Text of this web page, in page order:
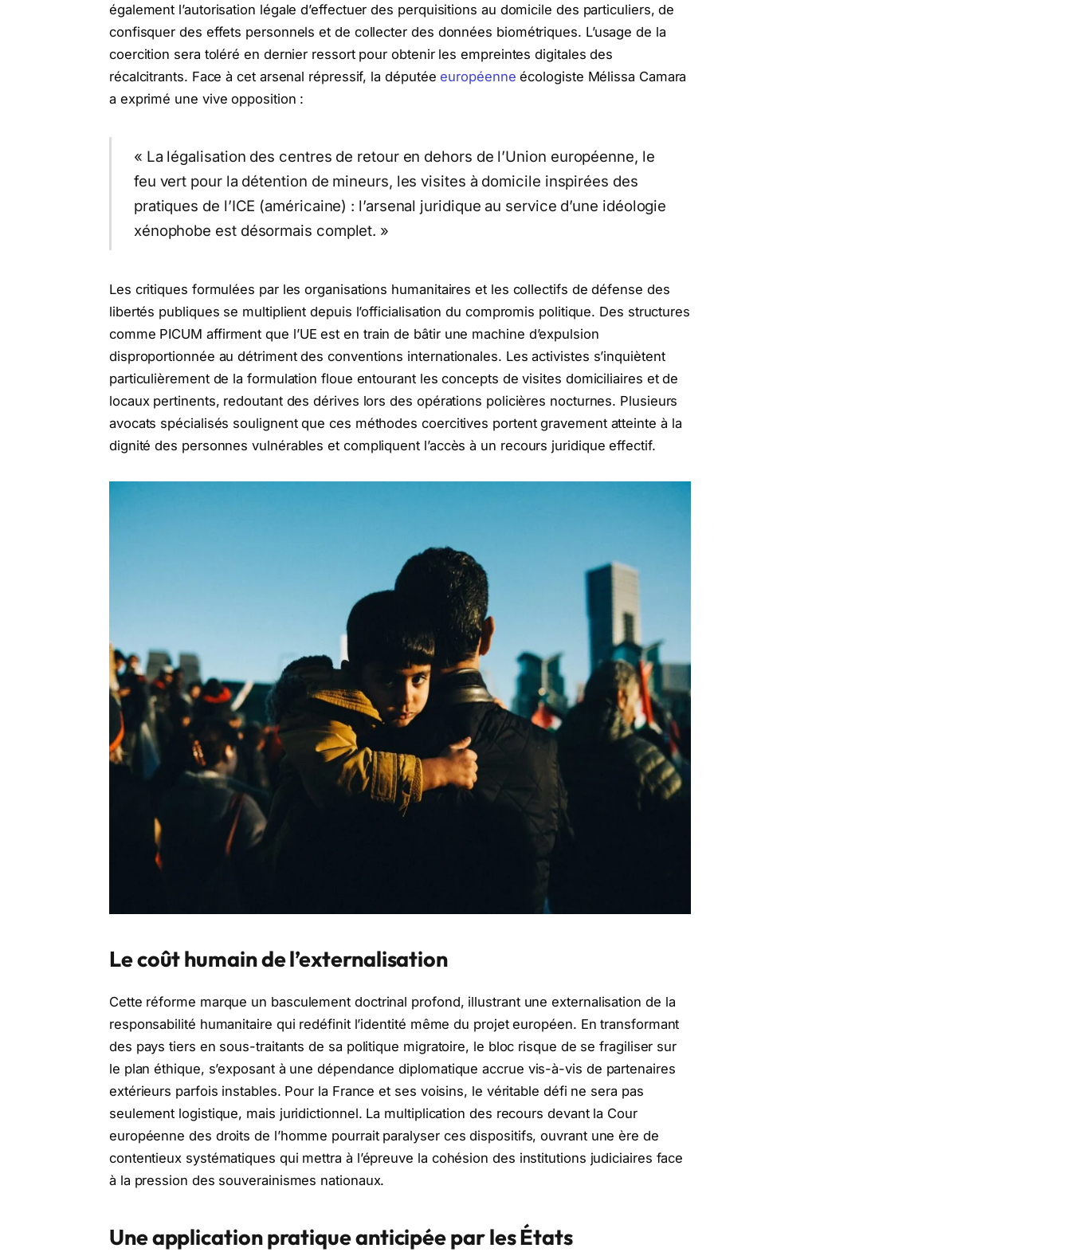
également l’autorisation légale d’effectuer des perquisitions au domicile des particuliers, de
confisquer des effets personnels et de collecter des données biométriques. L’usage de la
coercition sera toléré en dernier ressort pour obtenir les empreintes digitales des
récalcitrants. Face à cet arsenal répressif, la députéeeuropéenne écologiste Mélissa Camara
a exprimé une vive opposition :
« La légalisation des centres de retour en dehors de l’Union européenne, le
feu vert pour la détention de mineurs, les visites à domicile inspirées des
pratiques de l’ICE (américaine) : l’arsenal juridique au service d’une idéologie
xénophobe est désormais complet. »
Les critiques formulées par les organisations humanitaires et les collectifs de défense des
libertés publiques se multiplient depuis l’officialisation du compromis politique. Des structures
comme PICUM affirment que l’UE est en train de bâtir une machine d’expulsion
disproportionnée au détriment des conventions internationales. Les activistes s’inquiètent
particulièrement de la formulation floue entourant les concepts de visites domiciliaires et de
locaux pertinents, redoutant des dérives lors des opérations policières nocturnes. Plusieurs
avocats spécialisés soulignent que ces méthodes coercitives portent gravement atteinte à la
dignité des personnes vulnérables et compliquent l’accès à un recours juridique effectif.
Le coût humain de l’externalisation
Cette réforme marque un basculement doctrinal profond, illustrant une externalisation de la
responsabilité humanitaire qui redéfinit l’identité même du projet européen. En transformant
des pays tiers en sous-traitants de sa politique migratoire, le bloc risque de se fragiliser sur
le plan éthique, s’exposant à une dépendance diplomatique accrue vis-à-vis de partenaires
extérieurs parfois instables. Pour la France et ses voisins, le véritable défi ne sera pas
seulement logistique, mais juridictionnel. La multiplication des recours devant la Cour
européenne des droits de l’homme pourrait paralyser ces dispositifs, ouvrant une ère de
contentieux systématiques qui mettra à l’épreuve la cohésion des institutions judiciaires face
à la pression des souverainismes nationaux.
Une application pratique anticipée par les États